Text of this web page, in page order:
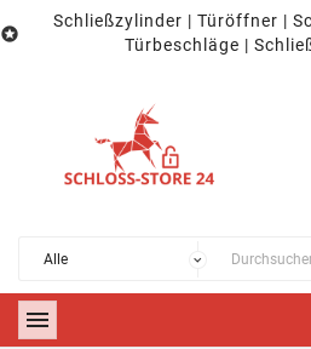

Schließzylinder | Türöffner |
Türbeschläge |
